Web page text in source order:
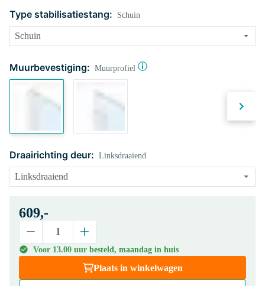
Type stabilisatiestang: Schuin
Muurbevestiging: Muurprofiel
Draairichting deur: Linksdraaiend
609,-
Voor 13.00 uur besteld, maandag in huis
Plaats in winkelwagen